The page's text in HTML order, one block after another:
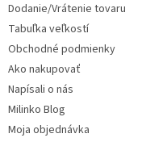
Dodanie/Vrátenie tovaru
Tabuľka veľkostí
Obchodné podmienky
Ako nakupovať
Napísali o nás
Milinko Blog
Moja objednávka